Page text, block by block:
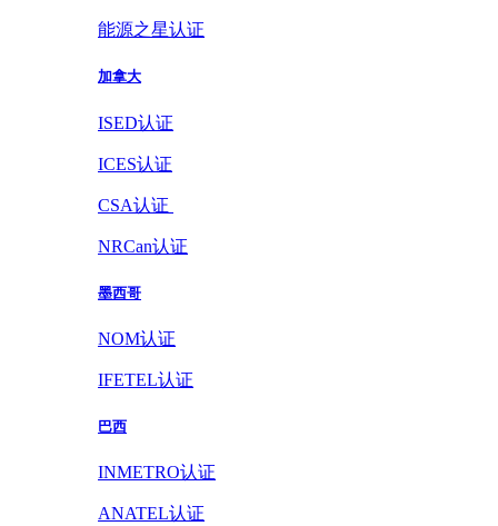
能源之星认证
加拿大
ISED认证
ICES认证
CSA认证
NRCan认证
墨西哥
NOM认证
IFETEL认证
巴西
INMETRO认证
ANATEL认证